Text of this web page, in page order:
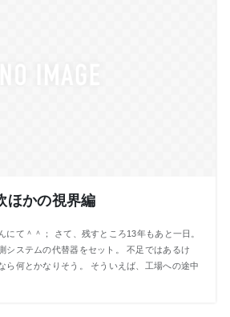
ほかの視界編
にて＾＾； さて、残すところ13年もあと一日。
システムの代替器をセット。 不足ではあるけ
ら何とかなりそう。 そういえば、工場への途中